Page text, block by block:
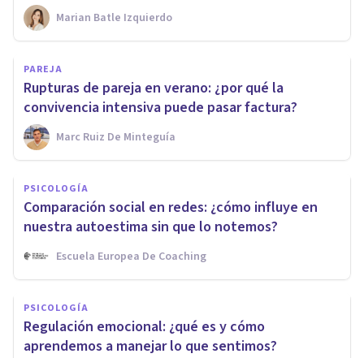
Marian Batle Izquierdo
PAREJA
Rupturas de pareja en verano: ¿por qué la
convivencia intensiva puede pasar factura?
Marc Ruiz De Minteguía
PSICOLOGÍA
Comparación social en redes: ¿cómo influye en
nuestra autoestima sin que lo notemos?
Escuela Europea De Coaching
PSICOLOGÍA
Regulación emocional: ¿qué es y cómo
aprendemos a manejar lo que sentimos?